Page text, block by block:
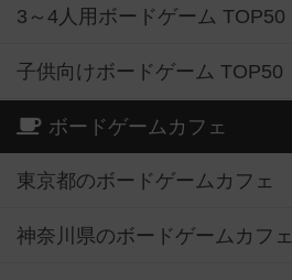
3～4人用ボードゲーム TOP50
子供向けボードゲーム TOP50
ボードゲームカフェ
東京都のボードゲームカフェ
神奈川県のボードゲームカフェ